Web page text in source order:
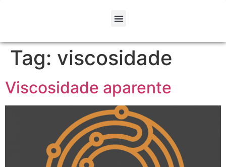
Tag: viscosidade
Viscosidade aparente